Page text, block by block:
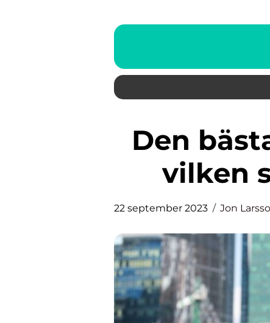
Den bästa rougen – upptäck
vilken
22 september 2023 Jon